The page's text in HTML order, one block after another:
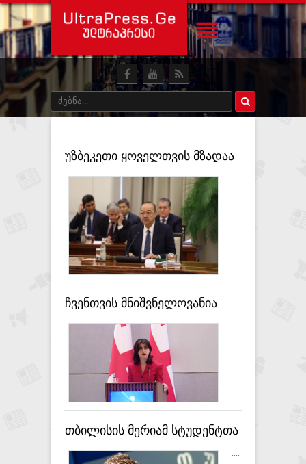
უზბეკეთი ყოველთვის მზადაა
საქართველოსთან მჭიდრო
და ნაყოფიერი
თანამშრომლობისთვის -
აბდულა არიპოვი
....
ჩვენთვის მნიშვნელოვანია
ეკონომიკური
თანამშრომლობის
განვითარება უზბეკეთთან -
ბოჭორიშვილი
თბილისის მერიამ სტუდენტთა
სწავლის საფასურის
....